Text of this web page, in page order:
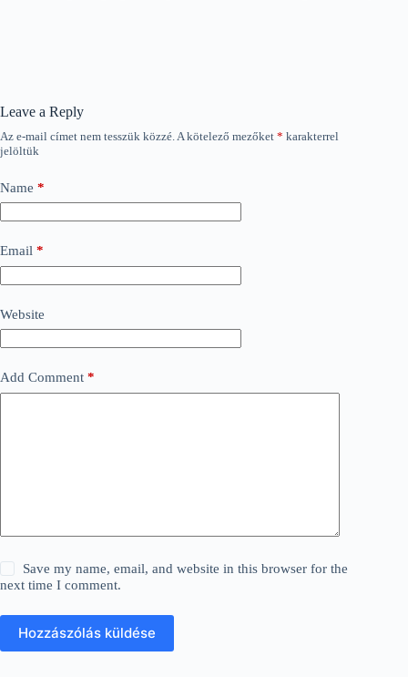
Leave a Reply
Az e-mail címet nem tesszük közzé. A kötelező mezőket * karakterrel
jelöltük
Name *
Email *
Website
Add Comment *
Save my name, email, and website in this browser for the
next time I comment.
Hozzászólás küldése